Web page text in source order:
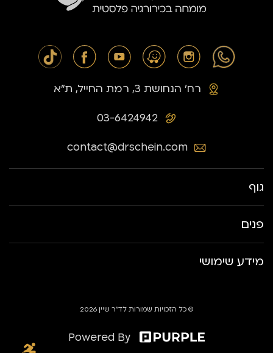
03-6424942
רח׳ הנחושת 3, רמת החייל, ת״א
contact@drschein.com
גוף
פנים
מידע שימושי
© כל הזכויות שמורות לד״ר שיין 2026
Powered By